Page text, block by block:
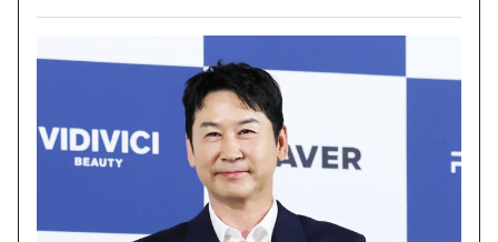
写真の中のジスは悪天候の中でも、自分を迎えに来たファン
に向かって両手を振りながら明るく笑っている姿。白いTシャ
ツにカジュアルな濃いデニムジャケットを合わせた彼は、飾
らず地味な身なりにもかかわらず、すらりとしたフィジカルと
特有の明るい微笑みを誇り、ファンとコミュニケーションを取
った。 ファンがプレゼントしたような自分の顔が大きくプリ
ントされた扇子を持って認証ショットを残したりもした。 国
内で活動する時とは全く変わったビジュアルが目を引く。 先
立ってジスは2021年3月、KBS2TV「月が昇る川」が6回まで
放送した時点で学校暴力疑惑に包まれた。 以後、ジスは一部